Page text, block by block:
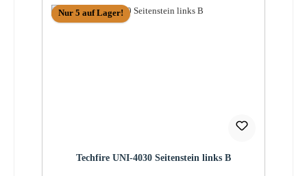
Nur 5 auf Lager!
Techfire UNI-4030 Seitenstein links B